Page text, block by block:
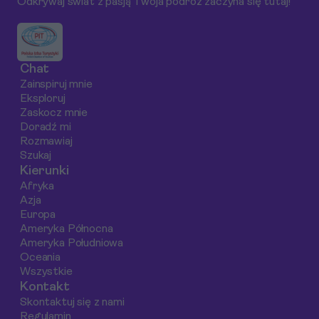
jakie atrakcje czekają
na Ciebie w tej
bajecznej części
Tajlandii.
zachwycające lokalne
Chat
Zainspiruj mnie
Eksploruj
Zaskocz mnie
Doradź mi
Rozmawiaj
Szukaj
Kierunki
Afryka
Azja
Europa
Ameryka Północna
Ameryka Południowa
Oceania
Wszystkie
Kontakt
Skontaktuj się z nami